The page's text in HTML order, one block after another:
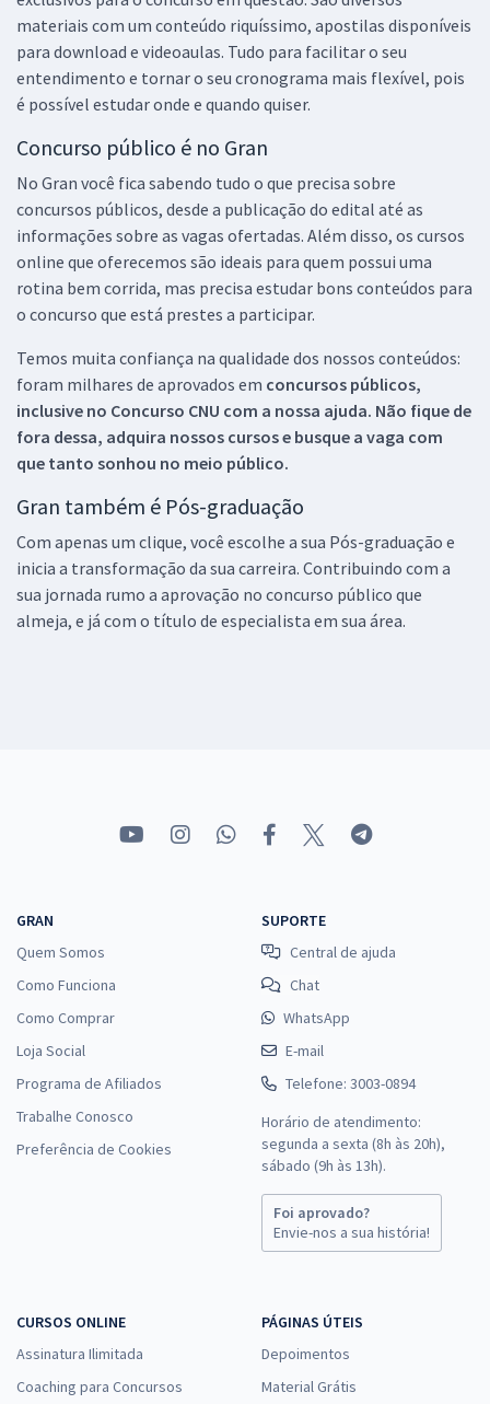
materiais com um conteúdo riquíssimo, apostilas disponíveis
para download e videoaulas. Tudo para facilitar o seu
entendimento e tornar o seu cronograma mais flexível, pois
é possível estudar onde e quando quiser.
Concurso público é no Gran
No Gran você fica sabendo tudo o que precisa sobre
concursos públicos, desde a publicação do edital até as
informações sobre as vagas ofertadas. Além disso, os cursos
online que oferecemos são ideais para quem possui uma
rotina bem corrida, mas precisa estudar bons conteúdos para
o concurso que está prestes a participar.
Temos muita confiança na qualidade dos nossos conteúdos:
foram milhares de aprovados em concursos públicos,
inclusive no Concurso CNU com a nossa ajuda. Não fique de
fora dessa, adquira nossos cursos e busque a vaga com
que tanto sonhou no meio público.
Gran também é Pós-graduação
Com apenas um clique, você escolhe a sua Pós-graduação e
inicia a transformação da sua carreira. Contribuindo com a
sua jornada rumo a aprovação no concurso público que
almeja, e já com o título de especialista em sua área.
GRAN
Quem Somos
Como Funciona
Como Comprar
Loja Social
Programa de Afiliados
Trabalhe Conosco
Preferência de Cookies
SUPORTE
Central de ajuda
Chat
WhatsApp
E-mail
Telefone: 3003-0894
Horário de atendimento:
segunda a sexta (8h às 20h),
sábado (9h às 13h).
Foi aprovado?
Envie-nos a sua história!
CURSOS ONLINE
Assinatura Ilimitada
Coaching para Concursos
PÁGINAS ÚTEIS
Depoimentos
Material Grátis